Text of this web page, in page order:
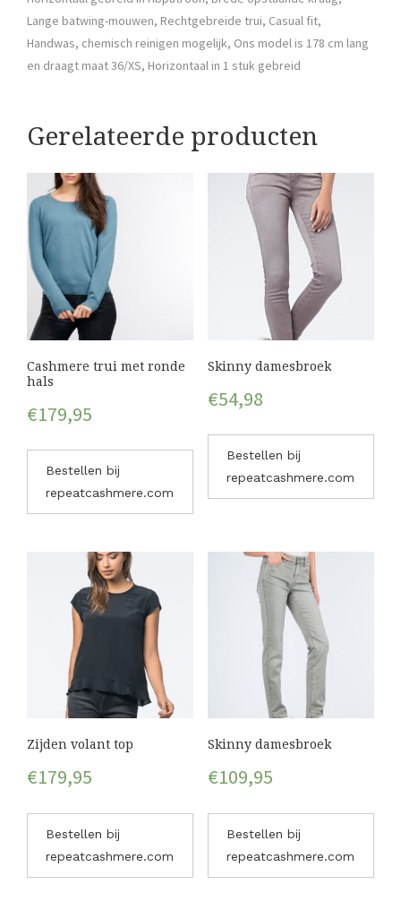
Lange batwing-mouwen, Rechtgebreide trui, Casual fit,
Handwas, chemisch reinigen mogelijk, Ons model is 178 cm lang
en draagt maat 36/XS, Horizontaal in 1 stuk gebreid
Gerelateerde producten
Cashmere trui met ronde
hals
€179,95
Bestellen bij
repeatcashmere.com
Skinny damesbroek
€54,98
Bestellen bij
repeatcashmere.com
Zijden volant top
€179,95
Bestellen bij
repeatcashmere.com
Skinny damesbroek
€109,95
Bestellen bij
repeatcashmere.com